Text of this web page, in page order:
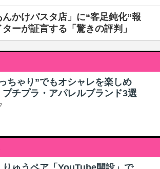
かけパスタ店」に“客足鈍化”報
ーが証言する「驚きの評判」
ちゃり”でもオシャレを楽しめ
プチプラ・アパレルブランド3選